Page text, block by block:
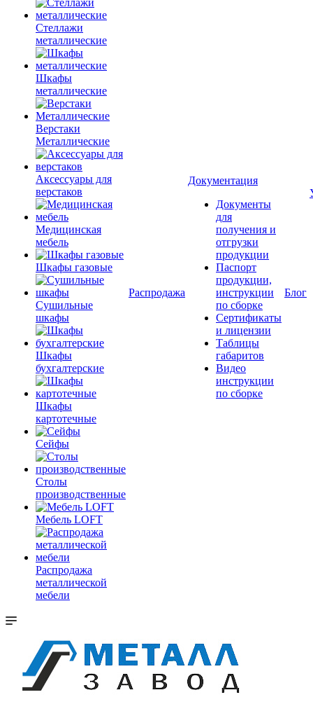
Стеллажи
металлические
Шкафы
металлические
Верстаки
Металлические
Аксессуары для
верстаков
Медицинская
мебель
Шкафы газовые
Сушильные
шкафы
Шкафы
бухгалтерские
Шкафы
картотечные
Сейфы
Столы
производственные
Мебель LOFT
Распродажа
металлической
мебели
Распродажа
Документация
Документы
для
получения и
отгрузки
продукции
Паспорт
продукции,
инструкции
по сборке
Сертификаты
и лицензии
Таблицы
габаритов
Видео
инструкции
по сборке
Блог